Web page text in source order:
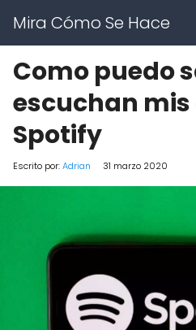
Mira Cómo Se Hace
Como puedo
escuchan
Spotify
Escrito por:Adrian 31 marzo 2020